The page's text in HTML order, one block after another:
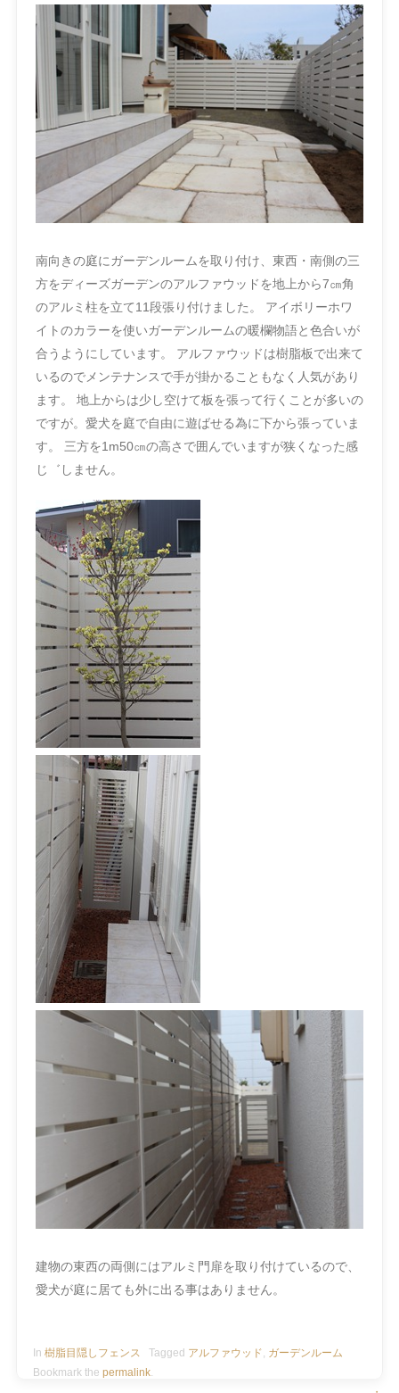
南向きの庭にガーデンルームを取り付け、東西・南側の三
方をディーズガーデンのアルファウッドを地上から7㎝角
のアルミ柱を立て11段張り付けました。 アイボリーホワ
イトのカラーを使いガーデンルームの暖欄物語と色合いが
合うようにしています。 アルファウッドは樹脂板で出来て
いるのでメンテナンスで手が掛かることもなく人気があり
ます。 地上からは少し空けて板を張って行くことが多いの
ですが。愛犬を庭で自由に遊ばせる為に下から張っていま
す。 三方を1m50㎝の高さで囲んでいますが狭くなった感
じ゛しません。
建物の東西の両側にはアルミ門扉を取り付けているので、
愛犬が庭に居ても外に出る事はありません。
In 樹脂目隠しフェンス Tagged アルファウッド, ガーデンルーム
Bookmark the permalink.